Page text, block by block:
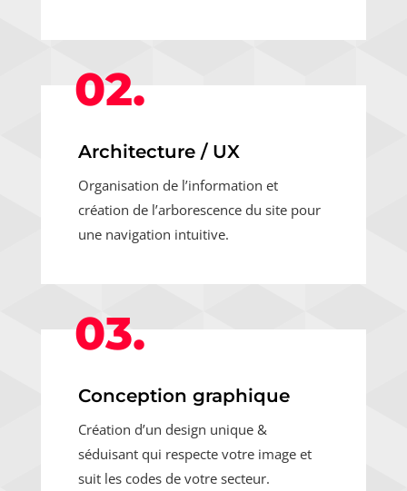
02.
Architecture / UX
Organisation de l’information et
création de l’arborescence du site pour
une navigation intuitive.
03.
Conception graphique
Création d’un design unique &
séduisant qui respecte votre image et
suit les codes de votre secteur.